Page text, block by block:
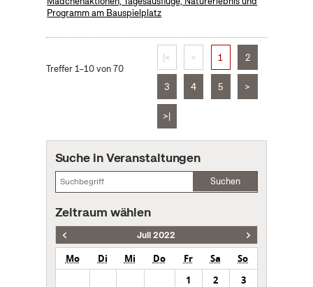
Programm am Bauspielplatz
Treffer 1–10 von 70
|< < 1 2
3 4 5 >
>|
Suche in Veranstaltungen
Suchen
Zeitraum wählen
Juli 2022
Mo Di Mi Do Fr Sa
So
1
2
3